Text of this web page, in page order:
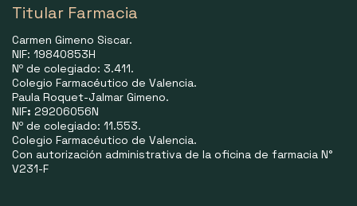
Titular Farmacia
Carmen Gimeno Siscar.
NIF: 19840853H
Nº de colegiado: 3.411.
Colegio Farmacéutico de Valencia.
Paula Roquet-Jalmar Gimeno.
NIF: 29206056N
Nº de colegiado: 11.553.
Colegio Farmacéutico de Valencia.
Con autorización administrativa de la oficina de farmacia N°
V231-F